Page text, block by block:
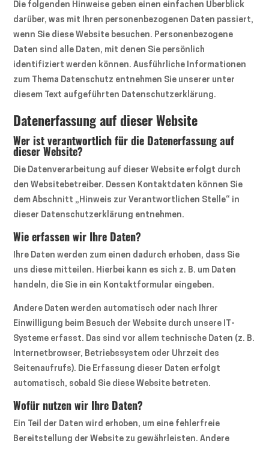
Die folgenden Hinweise geben einen einfachen Überblick
darüber, was mit Ihren personenbezogenen Daten passiert,
wenn Sie diese Website besuchen. Personenbezogene
Daten sind alle Daten, mit denen Sie persönlich
identifiziert werden können. Ausführliche Informationen
zum Thema Datenschutz entnehmen Sie unserer unter
diesem Text aufgeführten Datenschutzerklärung.
Datenerfassung auf dieser Website
Wer ist verantwortlich für die Datenerfassung auf
dieser Website?
Die Datenverarbeitung auf dieser Website erfolgt durch
den Websitebetreiber. Dessen Kontaktdaten können Sie
dem Abschnitt „Hinweis zur Verantwortlichen Stelle“ in
dieser Datenschutzerklärung entnehmen.
Wie erfassen wir Ihre Daten?
Ihre Daten werden zum einen dadurch erhoben, dass Sie
uns diese mitteilen. Hierbei kann es sich z. B. um Daten
handeln, die Sie in ein Kontaktformular eingeben.
Andere Daten werden automatisch oder nach Ihrer
Einwilligung beim Besuch der Website durch unsere IT-
Systeme erfasst. Das sind vor allem technische Daten (z. B.
Internetbrowser, Betriebssystem oder Uhrzeit des
Seitenaufrufs). Die Erfassung dieser Daten erfolgt
automatisch, sobald Sie diese Website betreten.
Wofür nutzen wir Ihre Daten?
Ein Teil der Daten wird erhoben, um eine fehlerfreie
Bereitstellung der Website zu gewährleisten. Andere